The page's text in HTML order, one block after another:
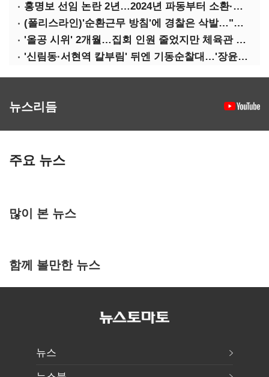
홍명보 선임 논란 2년…2024년 파동부터 소환·압색까지
(폴리스라인)'순환근무 방침'에 경찰은 삭발…"베테랑·수사력 보강 먼저"
'올공 시위' 2개월…집회 인원 줄었지만 체육관 봉쇄 계속
'신림동·서현역 칼부림' 뒤엔 기동순찰대…'장윤기 은폐·조작' 후엔 내부비리수사대
뉴스리듬
주요 뉴스
많이 본 뉴스
함께 볼만한 뉴스
뉴스